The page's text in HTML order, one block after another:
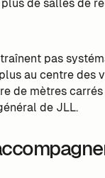
de salles de
pas
au centre des
de mètres
de JLL.